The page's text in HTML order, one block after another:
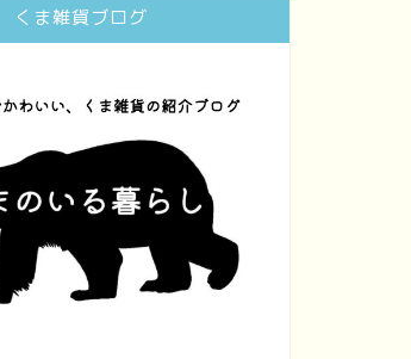
くま雑貨ブログ